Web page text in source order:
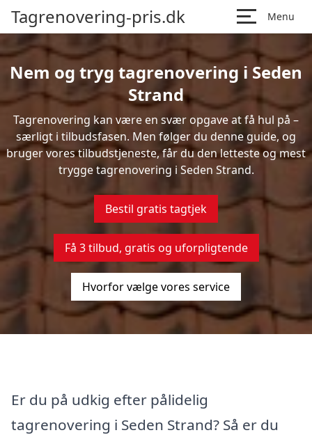
Tagrenovering-pris.dk Menu
Nem og tryg tagrenovering i Seden
Strand
Tagrenovering kan være en svær opgave at få hul på –
særligt i tilbudsfasen. Men følger du denne guide, og
bruger vores tilbudstjeneste, får du den letteste og mest
trygge tagrenovering i Seden Strand.
Bestil gratis tagtjek
Få 3 tilbud, gratis og uforpligtende
Hvorfor vælge vores service
Er du på udkig efter pålidelig
tagrenovering i Seden Strand? Så er du